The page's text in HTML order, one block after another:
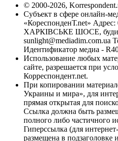
© 2000-2026,
Субъект в сфере онлайн-
«КореспонденТ.net» Адрес:
ХАРКІВСЬКЕ ШОСЕ,
sunlight@mediadim.com.ua
Идентификатор медиа -
Использование любых
сайте, разрешается при
Корреспондент.net.
При копировании
Украины и мира», для
прямая открытая для
Ссылка должна быть
полного либо частичного
Гиперссылка (для
размещена в подзаголовке